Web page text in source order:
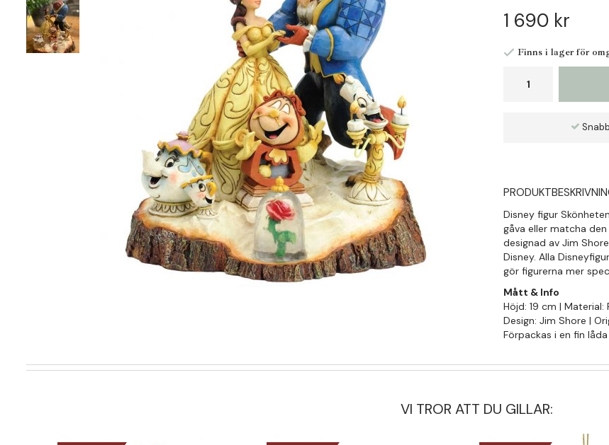
1 690 kr
Finns i lager för
Disney figur
gåva eller matcha
designad av Jim
Disney. Alla
gör figurerna mer
Mått & Info
Höjd: 19 cm | Material:
Design: Jim Shore |
Förpackas i en fin låda
VI TROR ATT DU GILLAR: